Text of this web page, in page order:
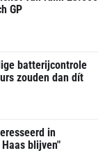
GP
batterijcontrole
zouden dan dít
in
blijven"